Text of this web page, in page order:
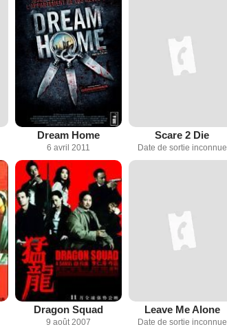
Dream Home
6 avril 2011
Scare 2 Die
Date de sortie inconnue
Dragon Squad
9 août 2007
Leave Me Alone
Date de sortie inconnue